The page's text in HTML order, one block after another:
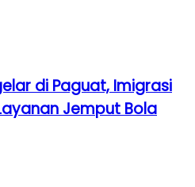
di Paguat, Imigrasi
Jemput Bola